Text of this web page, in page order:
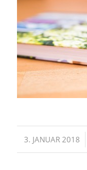
3. JANUAR 2018
/